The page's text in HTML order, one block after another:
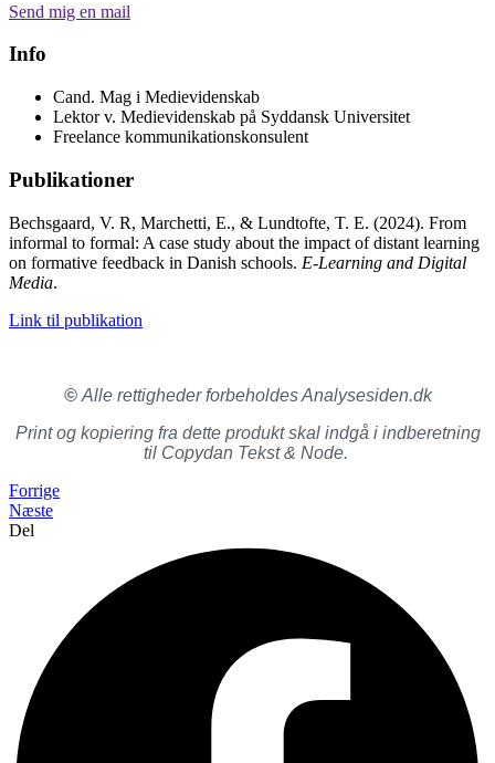
Send mig en mail
Info
Cand. Mag i Medievidenskab
Lektor v. Medievidenskab på Syddansk Universitet
Freelance kommunikationskonsulent
Publikationer
Bechsgaard, V. R, Marchetti, E., & Lundtofte, T. E. (2024). From
informal to formal: A case study about the impact of distant learning
on formative feedback in Danish schools. E-Learning and Digital
Media.
Link til publikation
© Alle rettigheder forbeholdes Analysesiden.dk
Print og kopiering fra dette produkt skal indgå i indberetning
til Copydan Tekst & Node.
Forrige
Næste
Del